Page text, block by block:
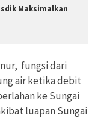
Maksimalkan
fungsi dari
air ketika debit
ke Sungai
luapan Sungai